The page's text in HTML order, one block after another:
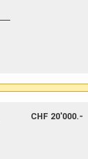
CHF 20'000.-